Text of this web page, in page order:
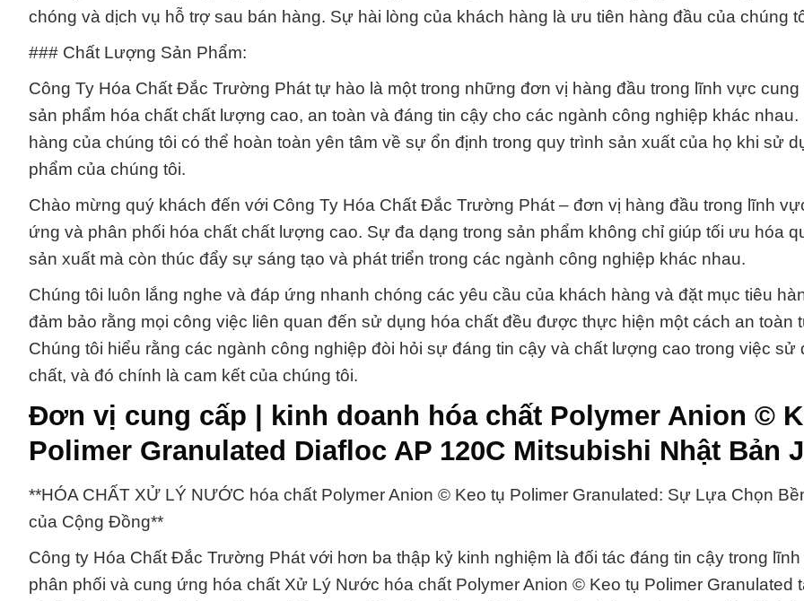
chóng và dịch vụ hỗ trợ sau bán hàng. Sự hài lòng của khách hàng là ưu tiên hàng đầu của chúng
### Chất Lượng Sản Phẩm:
Công Ty Hóa Chất Đắc Trường Phát tự hào là một trong những đơn vị hàng đầu trong lĩnh vực cung
sản phẩm hóa chất chất lượng cao, an toàn và đáng tin cậy cho các ngành công nghiệp khác nhau.
hàng của chúng tôi có thể hoàn toàn yên tâm về sự ổn định trong quy trình sản xuất của họ khi sử
phẩm của chúng tôi.
Chào mừng quý khách đến với Công Ty Hóa Chất Đắc Trường Phát – đơn vị hàng đầu trong lĩnh
ứng và phân phối hóa chất chất lượng cao. Sự đa dạng trong sản phẩm không chỉ giúp tối ưu hóa
sản xuất mà còn thúc đẩy sự sáng tạo và phát triển trong các ngành công nghiệp khác nhau.
Chúng tôi luôn lắng nghe và đáp ứng nhanh chóng các yêu cầu của khách hàng và đặt mục tiêu
đảm bảo rằng mọi công việc liên quan đến sử dụng hóa chất đều được thực hiện một cách an toàn
Chúng tôi hiểu rằng các ngành công nghiệp đòi hỏi sự đáng tin cậy và chất lượng cao trong việc sử
chất, và đó chính là cam kết của chúng tôi.
Đơn vị cung cấp | kinh doanh hóa chất Polymer Anion ©
Polimer Granulated Diafloc AP 120C Mitsubishi Nhật Bản
**HÓA CHẤT XỬ LÝ NƯỚC hóa chất Polymer Anion © Keo tụ Polimer Granulated: Sự Lựa Chọn
của Cộng Đồng**
Công ty Hóa Chất Đắc Trường Phát với hơn ba thập kỷ kinh nghiệm là đối tác đáng tin cậy trong
phân phối và cung ứng hóa chất Xử Lý Nước hóa chất Polymer Anion © Keo tụ Polimer Granulated